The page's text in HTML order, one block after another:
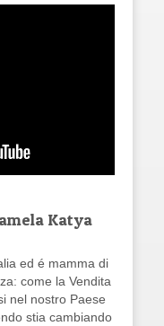
Katya
ed é mamma di
come la Vendita
nel nostro Paese
stia cambiando